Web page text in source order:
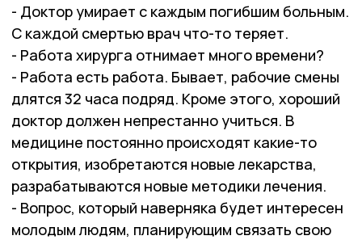
- Доктор умирает с каждым погибшим больным.
С каждой смертью врач что-то теряет.
- Работа хирурга отнимает много времени?
- Работа есть работа. Бывает, рабочие смены
длятся 32 часа подряд. Кроме этого, хороший
доктор должен непрестанно учиться. В
медицине постоянно происходят какие-то
открытия, изобретаются новые лекарства,
разрабатываются новые методики лечения.
- Вопрос, который наверняка будет интересен
молодым людям, планирующим связать свою